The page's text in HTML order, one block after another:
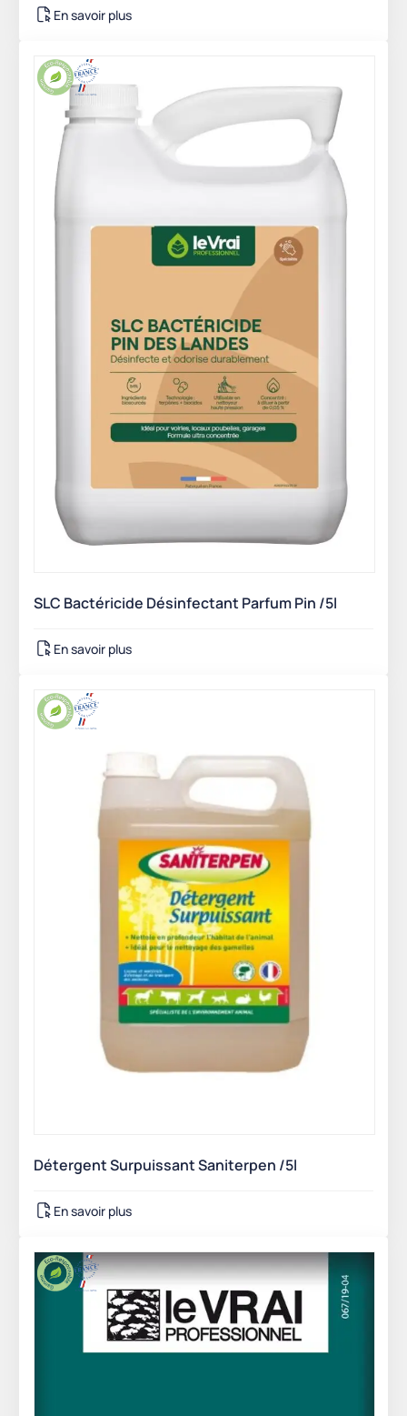
En savoir plus
SLC Bactéricide Désinfectant Parfum Pin /5l
En savoir plus
Détergent Surpuissant Saniterpen /5l
En savoir plus